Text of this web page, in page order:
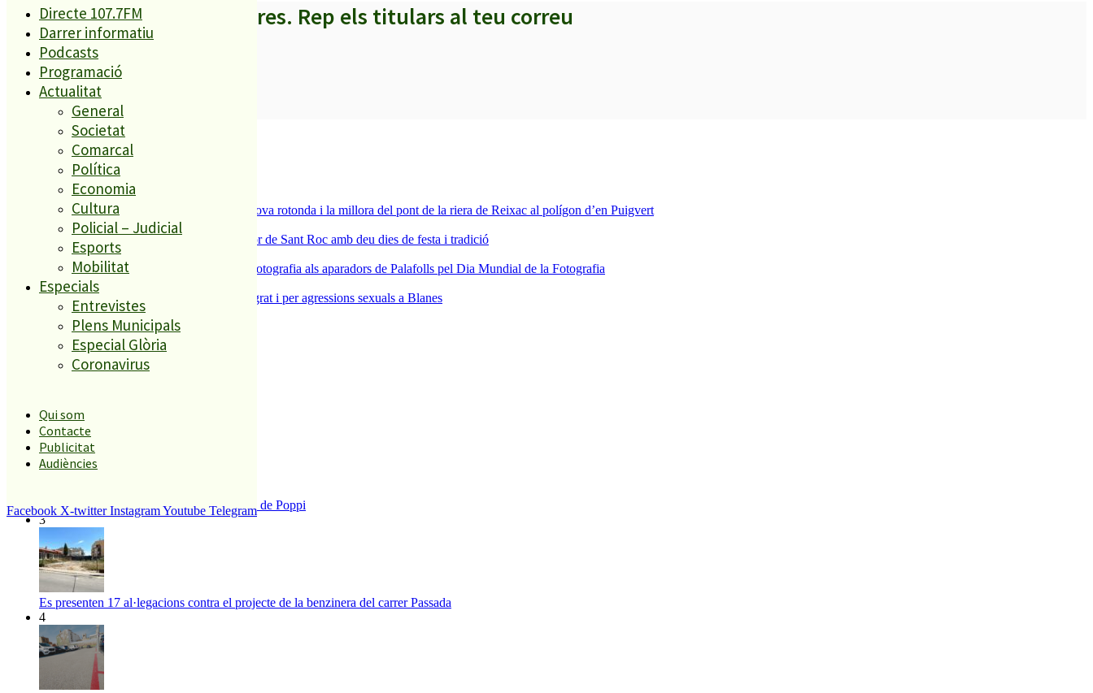
Directe 107.7FM
Darrer informatiu
Podcasts
Programació
Actualitat
General
Societat
Comarcal
Política
Economia
Cultura
Policial – Judicial
Esports
Mobilitat
Especials
Entrevistes
Plens Municipals
Especial Glòria
Coronavirus
Qui som
Contacte
Publicitat
Audiències
Facebook X-twitter InstagramYoutube Telegram
A partir d’ara no et perdis res. Rep els titulars al teu correu
SUBSCRIURE’M
És tendència ara
ESPORTS CAP DE SETMANA
S’aprova definitivament el projecte de la nova rotonda i la millora del pont de la riera de Reixac al polígon d’en Puigvert
Malgrat de Mar enceta demà la Festa Major de Sant Roc amb deu dies de festa i tradició
L’ACEP i l’AFIC s’uneixen per portar la fotografia als aparadors de Palafolls pel Dia Mundial de la Fotografia
5
Dos detinguts per robatoris violents a Malgrat i per agressions sexuals a Blanes
El més llegit
ESPORTS CAP DE SETMANA
2
Enxampat l’autor de les pintades a la plaça de Poppi
3
Es presenten 17 al·legacions contra el projecte de la benzinera del carrer Passada
4